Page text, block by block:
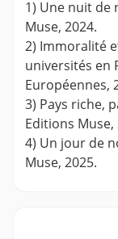
1) Une nuit de
Muse, 2024.
2) Immoralité
universités en
Européennes,
3) Pays riche,
Editions Muse,
4) Un jour de
Muse, 2025.